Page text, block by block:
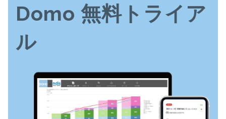
Domo 無料トライア
ル